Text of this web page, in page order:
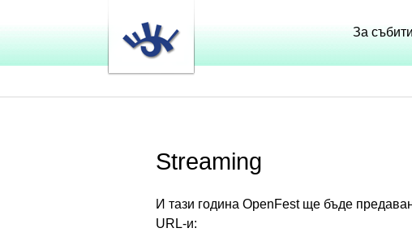
За
Streaming
И тази година OpenFest ще бъде
URL-и: